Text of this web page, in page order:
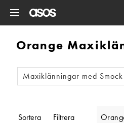
Orange
Maxiklänningar med Smock
Sortera Filtrera